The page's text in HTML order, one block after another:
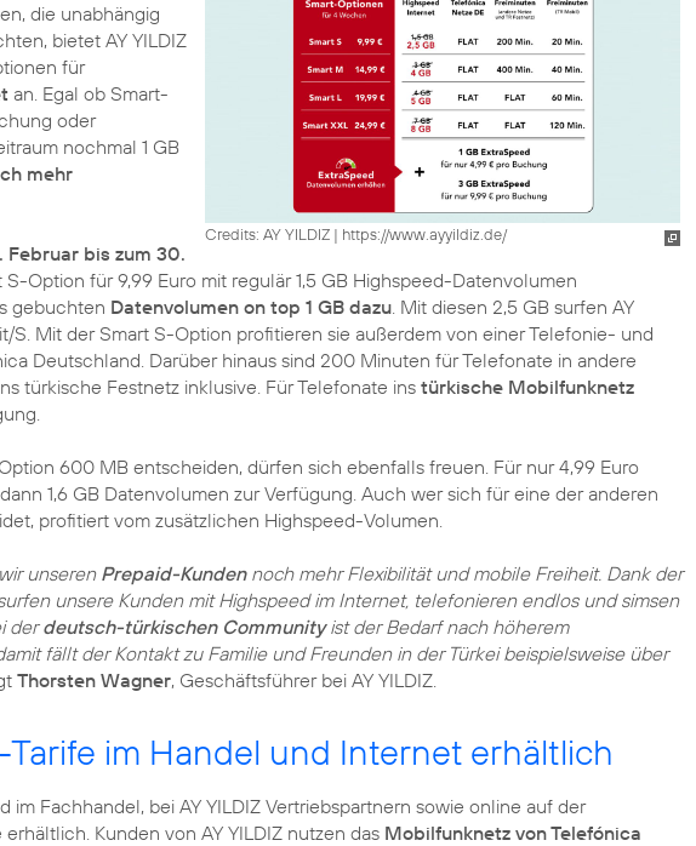
Credits: AY YILDIZ| https://www.ayyildiz.de/
die unabhängig
bietet AY YILDIZ
für
an. Egal ob Smart-
oder
nochmal 1 GB
mehr
Februar bis zum 30.
Option für 9,99 Euro mit regulär 1,5 GB Highspeed-Datenvolumen
gebuchten Datenvolumen on top 1 GB dazu. Mit diesen 2,5 GB surfen AY
S. Mit der Smart S-Option profitieren sie außerdem von einer Telefonie- und
Deutschland. Darüber hinaus sind 200 Minuten für Telefonate in andere
türkische Festnetz inklusive. Für Telefonate ins türkische Mobilfunknetz
600 MB entscheiden, dürfen sich ebenfalls freuen. Für nur 4,99 Euro
1,6 GB Datenvolumen zur Verfügung. Auch wer sich für eine der anderen
profitiert vom zusätzlichen Highspeed-Volumen.
unseren Prepaid-Kundennoch mehr Flexibilität und mobile Freiheit. Dank der
unsere Kunden mit Highspeed im Internet, telefonieren endlos und simsen
derdeutsch-türkischen Communityist der Bedarf nach höherem
fällt der Kontakt zu Familie und Freunden in der Türkei beispielsweise über
Thorsten Wagner, Geschäftsführer bei AY YILDIZ.
Tarife im Handel und Internet erhältlich
im Fachhandel, bei AY YILDIZ Vertriebspartnern sowie online auf der
Kunden von AY YILDIZ nutzen das Mobilfunknetz von Telefónica